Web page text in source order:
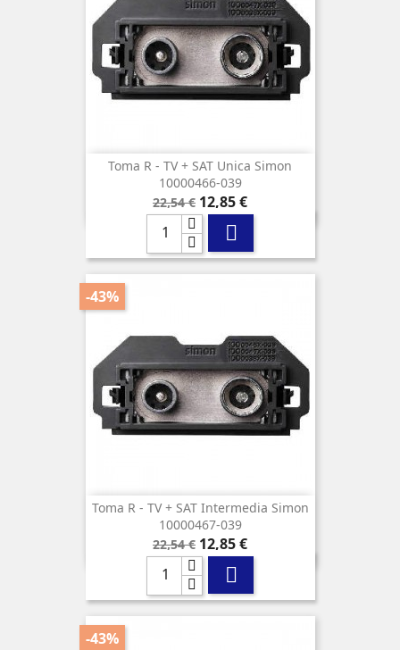
Toma R - TV + SAT Unica Simon
10000466-039
Precio
base
22,54 € Precio
12,85 €

Toma R - TV + SAT Intermedia Simon
10000467-039
Precio
base
22,54 €
-43%
Precio
12,85 €

-43%